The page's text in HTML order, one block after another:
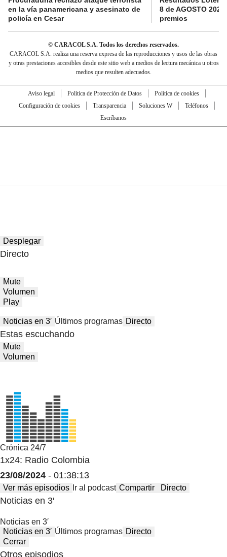
en la vía panamericana y asesinato de
policía en Cesar
8 de AGOSTO
premios
© CARACOL S.A. Todos los derechos reservados.
CARACOL S.A. realiza una reserva expresa de las reproducciones y usos de las obras
y otras prestaciones accesibles desde este sitio web a medios de lectura mecánica u otros
medios que resulten adecuados.
Aviso legal Política de Protección de Datos
Política de cookies
Configuración de cookies
Transparencia Soluciones W
Teléfonos
Escríbanos
Desplegar
Directo
Mute
Volumen
Play
Noticias en 3′ Últimos programas Directo
Estas escuchando
Mute
Volumen
Crónica 24/7
1x24: Radio Colombia
23/08/2024 - 01:38:13
Ver más episodios Ir al podcast Compartir Directo
Noticias en 3′
Noticias en 3′
Noticias en 3′ Últimos programas Directo
Cerrar
Otros episodios